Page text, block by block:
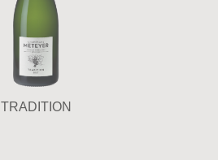
TRADITION